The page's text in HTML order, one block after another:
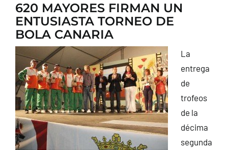
620 MAYORES FIRMAN UN
ENTUSIASTA TORNEO DE
BOLA CANARIA
La
entrega
de
trofeos
de la
décima
segunda